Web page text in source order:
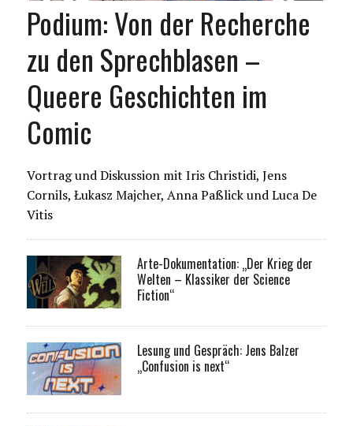
Podium: Von der Recherche
zu den Sprechblasen –
Queere Geschichten im
Comic
Vortrag und Diskussion mit Iris Christidi, Jens
Cornils, Łukasz Majcher, Anna Paßlick und Luca De
Vitis
Arte-Dokumentation: „Der Krieg der
Welten – Klassiker der Science
Fiction“
Lesung und Gespräch: Jens Balzer
„Confusion is next“